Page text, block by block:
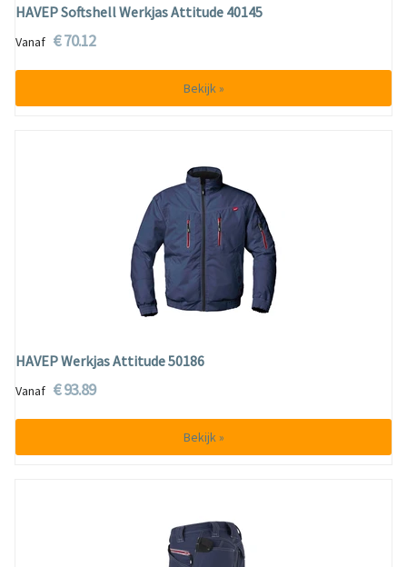
HAVEP Softshell Werkjas Attitude 40145
Vanaf € 70.12
Bekijk »
HAVEP Werkjas Attitude 50186
Vanaf € 93.89
Bekijk »